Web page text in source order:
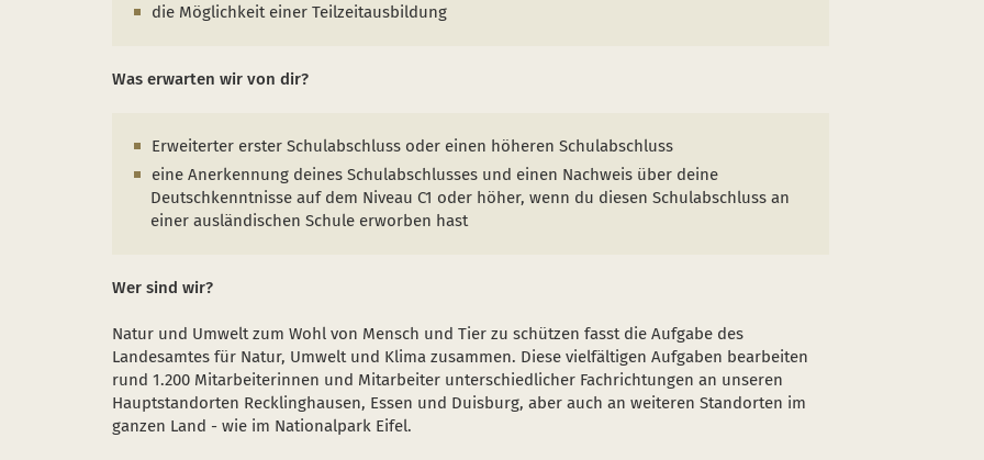
die Möglichkeit einer Teilzeitausbildung
Was erwarten wir von dir?
Erweiterter erster Schulabschluss oder einen höheren Schulabschluss
eine Anerkennung deines Schulabschlusses und einen Nachweis über deine
Deutschkenntnisse auf dem Niveau C1 oder höher, wenn du diesen Schulabschluss an
einer ausländischen Schule erworben hast
Wer sind wir?
Natur und Umwelt zum Wohl von Mensch und Tier zu schützen fasst die Aufgabe des
Landesamtes für Natur, Umwelt und Klima zusammen. Diese vielfältigen Aufgaben bearbeiten
rund 1.200 Mitarbeiterinnen und Mitarbeiter unterschiedlicher Fachrichtungen an unseren
Hauptstandorten Recklinghausen, Essen und Duisburg, aber auch an weiteren Standorten im
ganzen Land - wie im Nationalpark Eifel.